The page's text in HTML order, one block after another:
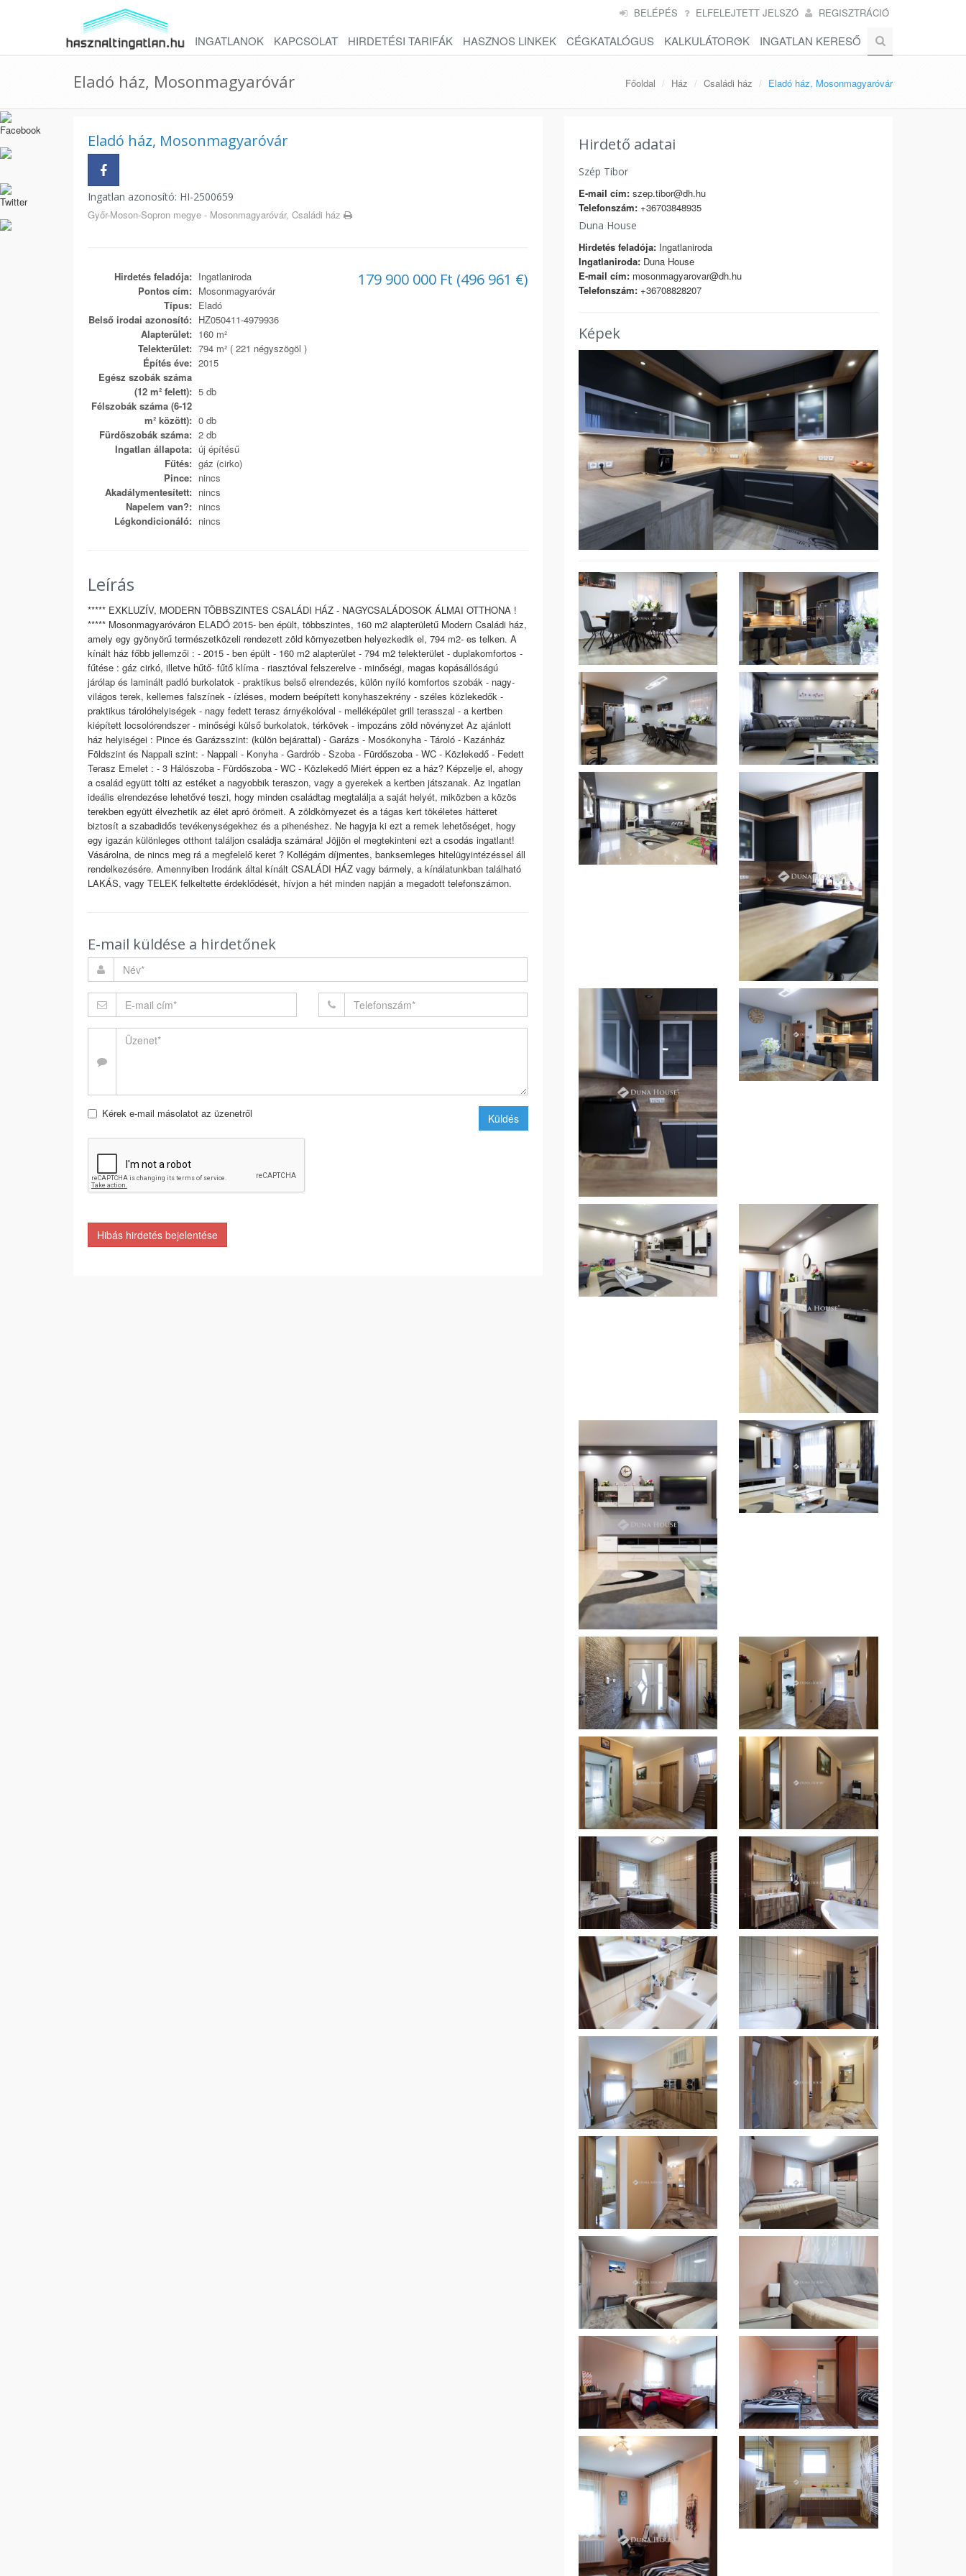
BELÉPÉS ELFELEJTETT JELSZÓ REGISZTRÁCIÓ
INGATLANOK KAPCSOLAT HIRDETÉSI TARIFÁK HASZNOS LINKEK CÉGKATALÓGUS KALKULÁTOROK INGATLAN KERESŐ
Eladó ház, Mosonmagyaróvár Főoldal Ház Családi ház Eladó ház, Mosonmagyaróvár
Eladó ház, Mosonmagyaróvár
Ingatlan azonosító: HI-2500659
Győr-Moson-Sopron megye - Mosonmagyaróvár, Családi ház
179 900 000 Ft (496 961 €)
Hirdetés feladója: Ingatlaniroda
Pontos cím: Mosonmagyaróvár
Típus: Eladó
Belső irodai azonosító: HZ050411-4979936
Alapterület: 160 m²
Telekterület: 794 m² ( 221 négyszögöl )
Építés éve: 2015
Egész szobák száma
(12 m² felett): 5 db
Félszobák száma (6-12
m² között): 0 db
Fürdőszobák száma: 2 db
Ingatlan állapota: új építésű
Fűtés: gáz (cirko)
Pince: nincs
Akadálymentesített: nincs
Napelem van?: nincs
Légkondicionáló: nincs
Leírás
***** EXKLUZÍV, MODERN TÖBBSZINTES CSALÁDI HÁZ - NAGYCSALÁDOSOK ÁLMAI OTTHONA !
***** Mosonmagyaróváron ELADÓ 2015- ben épült, többszintes, 160 m2 alapterületű Modern Családi ház,
amely egy gyönyörű természetközeli rendezett zöld környezetben helyezkedik el, 794 m2- es telken. A
kínált ház főbb jellemzői : - 2015 - ben épült - 160 m2 alapterület - 794 m2 telekterület - duplakomfortos -
fűtése : gáz cirkó, illetve hűtő- fűtő klíma - riasztóval felszerelve - minőségi, magas kopásállóságú
járólap és laminált padló burkolatok - praktikus belső elrendezés, külön nyíló komfortos szobák - nagy-
világos terek, kellemes falszínek - ízléses, modern beépített konyhaszekrény - széles közlekedők -
praktikus tárolóhelyiségek - nagy fedett terasz árnyékolóval - melléképület grill terasszal - a kertben
kiépített locsolórendszer - minőségi külső burkolatok, térkövek - impozáns zöld növényzet Az ajánlott
ház helyiségei : Pince és Garázsszint: (külön bejárattal) - Garázs - Mosókonyha - Tároló - Kazánház
Földszint és Nappali szint: - Nappali - Konyha - Gardrób - Szoba - Fürdőszoba - WC - Közlekedő - Fedett
Terasz Emelet : - 3 Hálószoba - Fürdőszoba - WC - Közlekedő Miért éppen ez a ház? Képzelje el, ahogy
a család együtt tölti az estéket a nagyobbik teraszon, vagy a gyerekek a kertben játszanak. Az ingatlan
ideális elrendezése lehetővé teszi, hogy minden családtag megtalálja a saját helyét, miközben a közös
terekben együtt élvezhetik az élet apró örömeit. A zöldkörnyezet és a tágas kert tökéletes hátteret
biztosít a szabadidős tevékenységekhez és a pihenéshez. Ne hagyja ki ezt a remek lehetőséget, hogy
egy igazán különleges otthont találjon családja számára! Jöjjön el megtekinteni ezt a csodás ingatlant!
Vásárolna, de nincs meg rá a megfelelő keret ? Kollégám díjmentes, banksemleges hitelügyintézéssel áll
rendelkezésére. Amennyiben Irodánk által kínált CSALÁDI HÁZ vagy bármely, a kínálatunkban található
LAKÁS, vagy TELEK felkeltette érdeklődését, hívjon a hét minden napján a megadott telefonszámon.
E-mail küldése a hirdetőnek
Kérek e-mail másolatot az üzenetről Küldés
Hibás hirdetés bejelentése
Hirdető adatai
Szép Tibor
E-mail cím:szep.tibor@dh.hu
Telefonszám:+36703848935
Duna House
Hirdetés feladója:Ingatlaniroda
Ingatlaniroda:Duna House
E-mail cím:mosonmagyarovar@dh.hu
Telefonszám:+36708828207
Képek